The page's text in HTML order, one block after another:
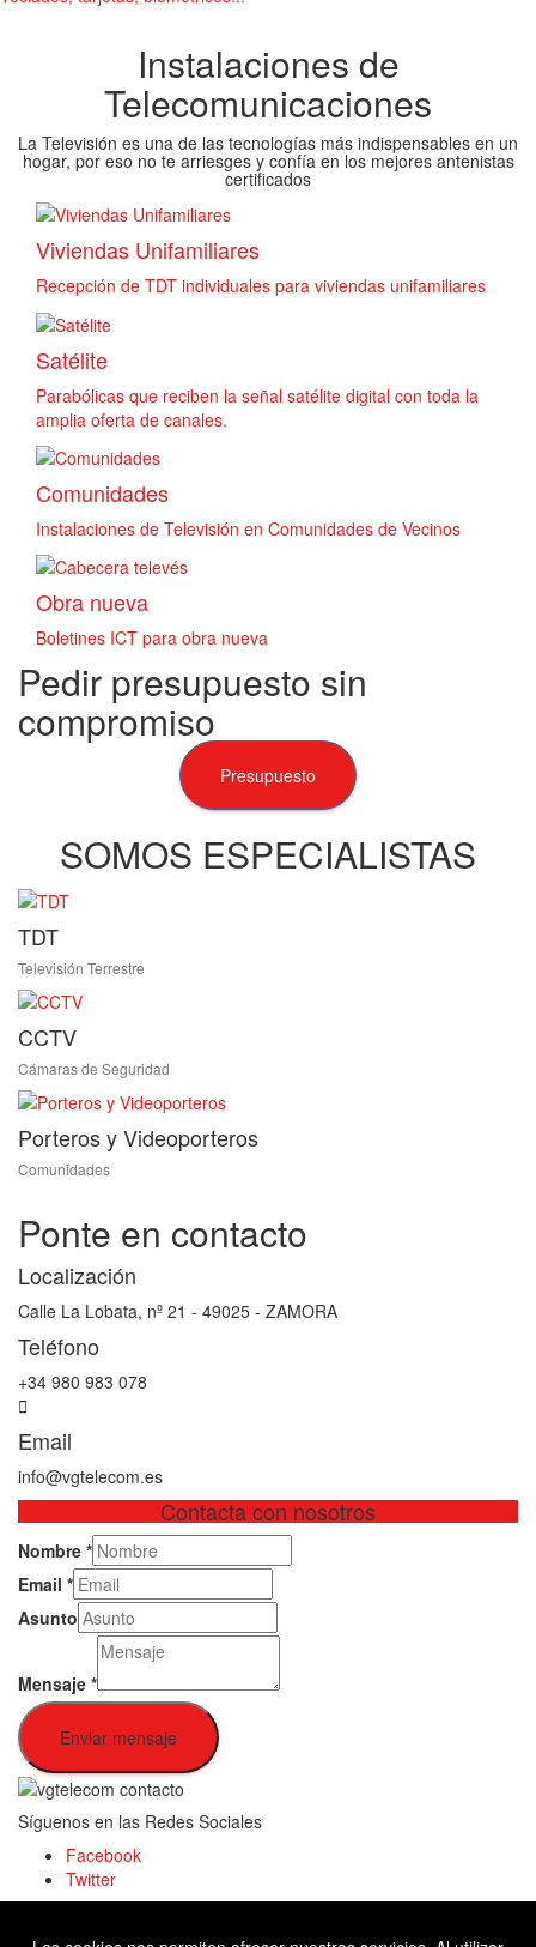
Instalaciones de
Telecomunicaciones
La Televisión es una de las tecnologías más indispensables en un
hogar, por eso no te arriesges y confía en los mejores antenistas
certificados
Viviendas Unifamiliares
Recepción de TDT individuales para viviendas unifamiliares
Satélite
Parabólicas que reciben la señal satélite digital con toda la
amplia oferta de canales.
Comunidades
Instalaciones de Televisión en Comunidades de Vecinos
Obra nueva
Boletines ICT para obra nueva
Pedir presupuesto sin
compromiso
Presupuesto
SOMOS ESPECIALISTAS
TDT
Televisión Terrestre
CCTV
Cámaras de Seguridad
Porteros y Videoporteros
Comunidades
Ponte en contacto
Localización
Calle La Lobata, nº 21 - 49025 - ZAMORA
Teléfono
+34 980 983 078
Email
info@vgtelecom.es
Contacta con nosotros
Nombre *
Email *
Asunto
Mensaje *
Enviar mensaje
Síguenos en las Redes Sociales
Facebook
Twitter